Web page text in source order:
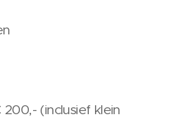
(inclusief klein